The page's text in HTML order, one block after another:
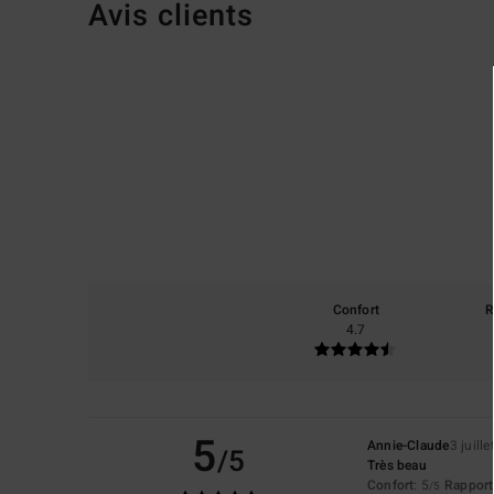
Avis clients
Confort
4.7
5/5 Annie-Claude3 juillet
Très beau
Confort: 5/5